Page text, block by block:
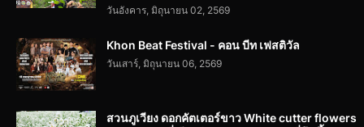
วันอังคาร, มิถุนายน 02, 2569
Khon Beat Festival - คอน บีท เฟสติวัล
วันเสาร์, มิถุนายน 06, 2569
สวนภูเวียง ดอกคัตเตอร์ขาว White cutter flowers